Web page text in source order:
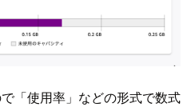
「使用率」などの形式で数式